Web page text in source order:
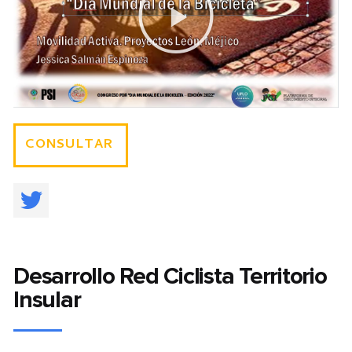
CONSULTAR
Desarrollo Red Ciclista Territorio
Insular